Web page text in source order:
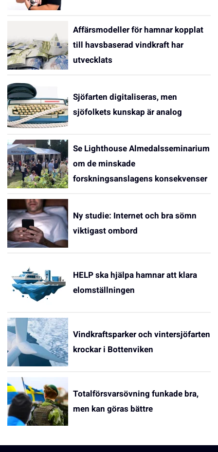
Affärsmodeller för hamnar kopplat
till havsbaserad vindkraft har
utvecklats
Sjöfarten digitaliseras, men
sjöfolkets kunskap är analog
Se Lighthouse Almedalsseminarium
om de minskade
forskningsanslagens konsekvenser
Ny studie: Internet och bra sömn
viktigast ombord
HELP ska hjälpa hamnar att klara
elomställningen
Vindkraftsparker och vintersjöfarten
krockar i Bottenviken
Totalförsvarsövning funkade bra,
men kan göras bättre